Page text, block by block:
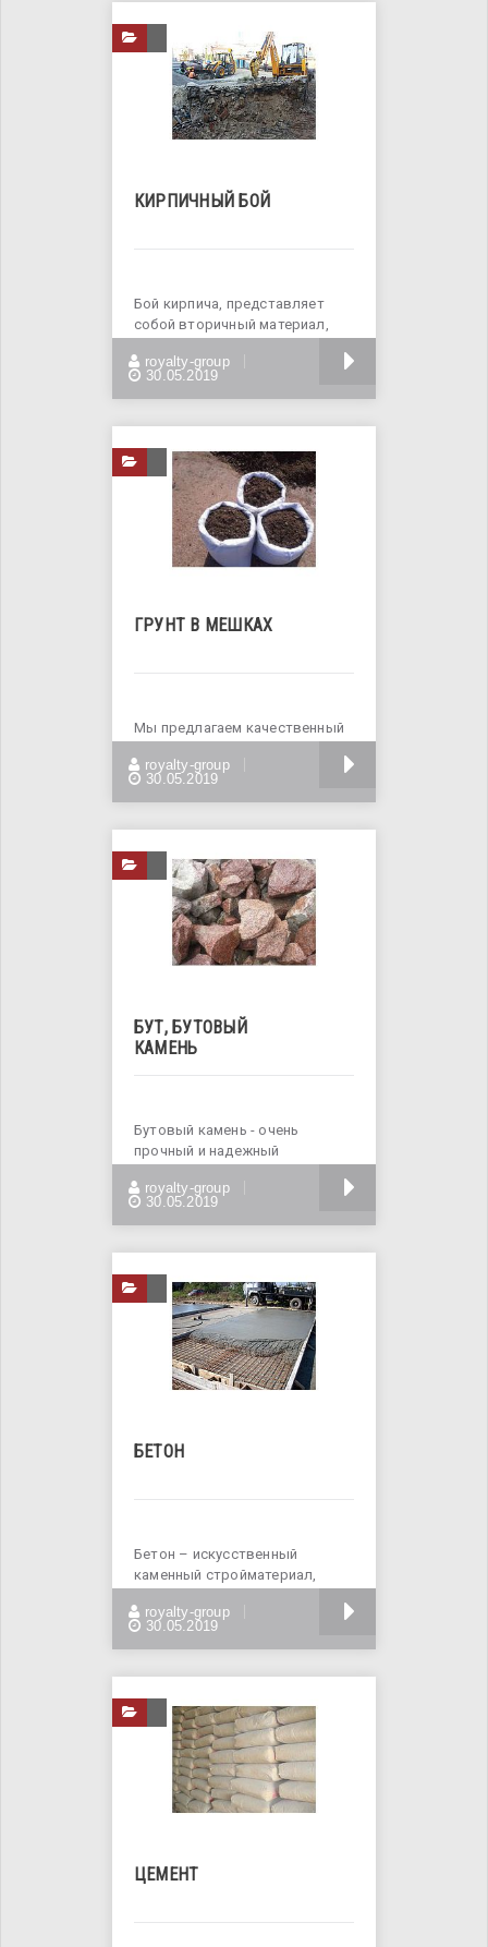
КИРПИЧНЫЙ БОЙ
Бой кирпича, представляет
собой вторичный материал,
целого
royalty-group
30.05.2019
ГРУНТ В МЕШКАХ
Мы предлагаем качественный
по 50кг, с
royalty-group
30.05.2019
БУТ, БУТОВЫЙ
КАМЕНЬ
Бутовый камень - очень
прочный и надежный
Применяется
royalty-group
30.05.2019
БЕТОН
Бетон – искусственный
каменный стройматериал,
результате формования
royalty-group
30.05.2019
ЦЕМЕНТ